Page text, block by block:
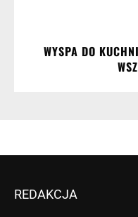
WYSPA DO
REDAKCJA